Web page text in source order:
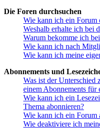
Die Foren durchsuchen
Wie kann ich ein Forum
Weshalb erhalte ich bei
Warum bekomme ich
Wie kann ich nach
Wie kann ich meine
Abonnements und
Was ist der Unterschied
einem Abonnements für
Wie kann ich ein
Thema abonnieren?
Wie kann ich ein Forum
Wie deaktiviere ich